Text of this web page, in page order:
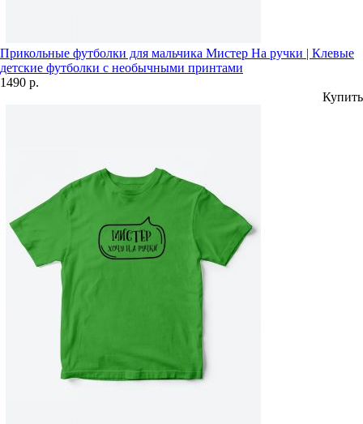
Прикольные футболки для мальчика Мистер На ручки | Клевые
детские футболки с необычными принтами
1490 р.
Купить